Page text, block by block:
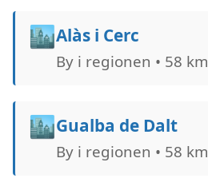
🏙️Alàs i Cerc
By i regionen • 58 km
🏙️Gualba de Dalt
By i regionen • 58 km